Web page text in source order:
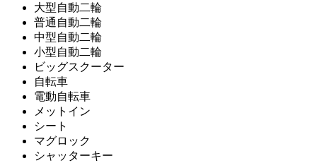
大型自動二輪
普通自動二輪
中型自動二輪
小型自動二輪
ビッグスクーター
自転車
電動自転車
メットイン
シート
マグロック
シャッターキー